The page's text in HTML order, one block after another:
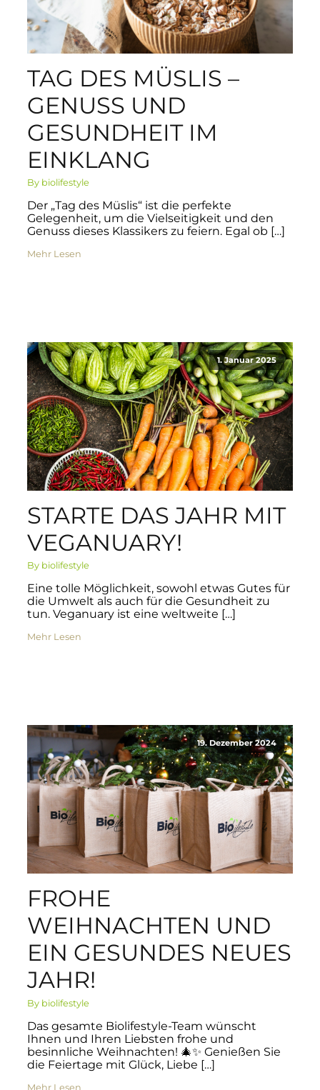
TAG DES MÜSLIS –
GENUSS UND
GESUNDHEIT IM
EINKLANG
By biolifestyle
Der „Tag des Müslis“ ist die perfekte
Gelegenheit, um die Vielseitigkeit und den
Genuss dieses Klassikers zu feiern. Egal ob […]
Mehr Lesen
1. Januar 2025
STARTE DAS JAHR MIT
VEGANUARY!
By biolifestyle
Eine tolle Möglichkeit, sowohl etwas Gutes für
die Umwelt als auch für die Gesundheit zu
tun. Veganuary ist eine weltweite […]
Mehr Lesen
19. Dezember 2024
FROHE
WEIHNACHTEN UND
EIN GESUNDES NEUES
JAHR!
By biolifestyle
Das gesamte Biolifestyle-Team wünscht
Ihnen und Ihren Liebsten frohe und
besinnliche Weihnachten! 🎄✨ Genießen Sie
die Feiertage mit Glück, Liebe […]
Mehr Lesen